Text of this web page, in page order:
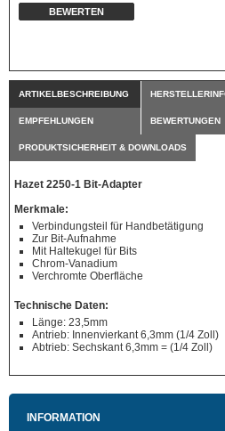
BEWERTEN
ARTIKELBESCHREIBUNG
EMPFEHLUNGEN BEWERTUNGEN
PRODUKTSICHERHEIT & DOWNLOADS
Hazet 2250-1 Bit-Adapter
Merkmale:
Verbindungsteil für Handbetätigung
Zur Bit-Aufnahme
Mit Haltekugel für Bits
Chrom-Vanadium
Verchromte Oberfläche
Technische Daten:
Länge: 23,5mm
Antrieb: Innenvierkant 6,3mm (1/4 Zoll)
Abtrieb: Sechskant 6,3mm = (1/4 Zoll)
INFORMATION